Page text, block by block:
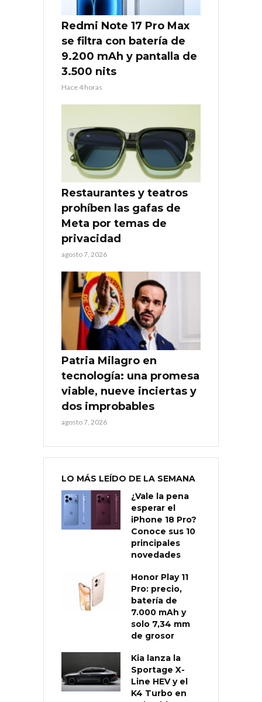
Redmi Note 17 Pro Max
se filtra con batería de
9.200 mAh y pantalla de
3.500 nits
Hace 4 horas
Restaurantes y teatros
prohíben las gafas de
Meta por temas de
privacidad
agosto 7, 2026
Patria Milagro en
tecnología: una promesa
viable, nueve inciertas y
dos improbables
agosto 7, 2026
LO MÁS LEÍDO DE LA SEMANA
¿Vale la pena
esperar el
iPhone 18 Pro?
Conoce sus 10
principales
novedades
Honor Play 11
Pro: precio,
batería de
7.000 mAh y
solo 7,34 mm
de grosor
Kia lanza la
Sportage X-
Line HEV y el
K4 Turbo en